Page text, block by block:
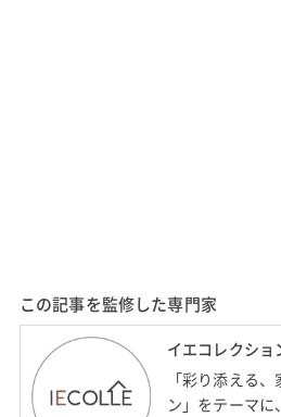
この記事を監修した専門家
イエコレクショ
「彩り添える
ン」をテーマ